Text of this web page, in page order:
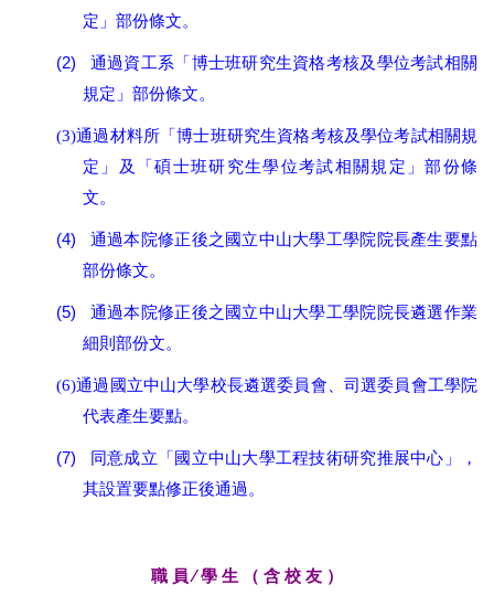
定」部份條文。
(2)
通過資工系「博士班研究生資格考核及學位考試相關
規定」部份條文。
(3)通過材料所「博士班研究生資格考核及學位考試相關規
定」及「碩士班研究生學位考試相關規定」部份條
文。
(4) 通過本院修正後之 國立中山大學工學院院長產生要點
部份條文。
(5) 通過本院修正後之 國立中山大學工學院院長遴選作業
細則部份文。
(6)通過國立中山大學校長遴選委員會、司選委員會工學院
代表產生要點。
(7) 同意成立「 國立中山大學工程技術研究推展中心」，
其設置要點修正後通過。
職 員 ∕ 學 生 （ 含 校 友 ）